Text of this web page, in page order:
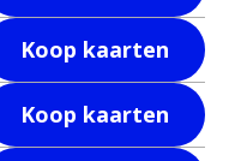
Koop kaarten
Koop kaarten